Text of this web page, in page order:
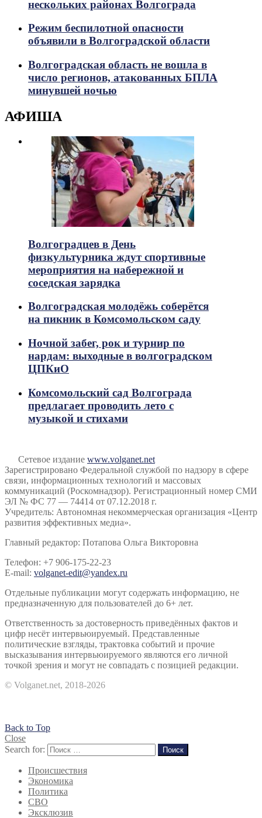
нескольких районах Волгограда
Режим беспилотной опасности
объявили в Волгоградской области
Волгоградская область не вошла в
число регионов, атакованных БПЛА
минувшей ночью
АФИША
Волгоградцев в День
физкультурника ждут спортивные
мероприятия на набережной и
соседская зарядка
Волгоградская молодёжь соберётся
на пикник в Комсомольском саду
Ночной забег, рок и турнир по
нардам: выходные в волгоградском
ЦПКиО
Комсомольский сад Волгограда
предлагает проводить лето с
музыкой и стихами
Сетевое издание www.volganet.net
Зарегистрировано Федеральной службой по надзору в сфере
связи, информационных технологий и массовых
коммуникаций (Роскомнадзор). Регистрационный номер СМИ
ЭЛ № ФС 77 — 74414 от 07.12.2018 г.
Учредитель: Автономная некоммерческая организация «Центр
развития эффективных медиа».
Главный редактор: Потапова Ольга Викторовна
Телефон: +7 906-175-22-23
E-mail: volganet-edit@yandex.ru
Отдельные публикации могут содержать информацию, не
предназначенную для пользователей до 6+ лет.
Ответственность за достоверность приведённых фактов и
цифр несёт интервьюируемый. Представленные
политические взгляды, трактовка событий и прочие
высказывания интервьюируемого являются его личной
точкой зрения и могут не совпадать с позицией редакции.
© Volganet.net, 2018-2026
Back to Top
Close
Search for:
Поиск
Происшествия
Экономика
Политика
СВО
Эксклюзив